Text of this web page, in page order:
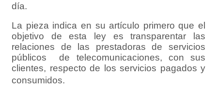
día.
La pieza indica en su artículo primero que el
objetivo de esta ley es transparentar las
relaciones de las prestadoras de servicios
públicos de telecomunicaciones, con sus
clientes, respecto de los servicios pagados y
consumidos.